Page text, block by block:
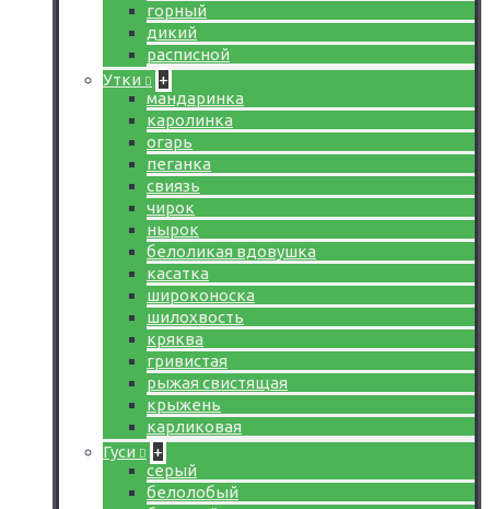
горный
дикий
расписной
Утки
+
мандаринка
каролинка
огарь
пеганка
свиязь
чирок
нырок
белоликая вдовушка
касатка
широконоска
шилохвость
кряква
гривистая
рыжая свистящая
крыжень
карликовая
Гуси
+
серый
белолобый